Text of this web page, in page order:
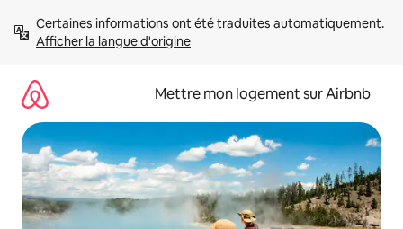
directement
Afficher la langue d'origine
Mettre mon logement sur Airbnb